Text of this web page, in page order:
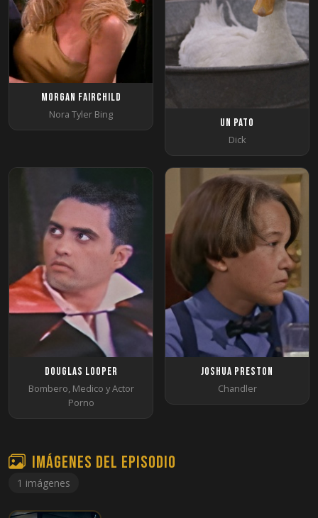
Morgan Fairchild
Nora Tyler Bing
Un pato
Dick
Douglas Looper
Bombero, Medico y Actor
Porno
Joshua Preston
Chandler
Imágenes del episodio
1 imágenes